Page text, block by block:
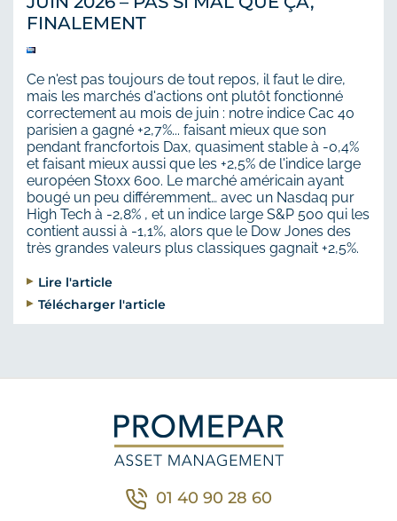
FINALEMENT
Ce n'est pas toujours de tout repos, il faut le dire,
mais les marchés d'actions ont plutôt fonctionné
correctement au mois de juin : notre indice Cac 40
parisien a gagné +2,7%... faisant mieux que son
pendant francfortois Dax, quasiment stable à -0,4%
et faisant mieux aussi que les +2,5% de l'indice large
européen Stoxx 600. Le marché américain ayant
bougé un peu différemment… avec un Nasdaq pur
High Tech à -2,8% , et un indice large S&P 500 qui les
contient aussi à -1,1%, alors que le Dow Jones des
très grandes valeurs plus classiques gagnait +2,5%.
Lire l'article
Télécharger l'article
01 40 90 28 60